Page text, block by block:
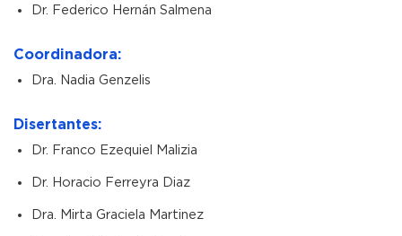
Dr. Federico Hernán Salmena
Coordinadora:
Dra. Nadia Genzelis
Disertantes:
Dr. Franco Ezequiel Malizia
Dr. Horacio Ferreyra Diaz
Dra. Mirta Graciela Martinez